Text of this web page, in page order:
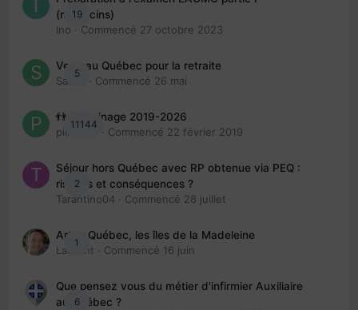
19
(médecins)
Ino · Commencé 27 octobre 2023
5
Venir au Québec pour la retraite
Sab74
· Commencé 26 mai
11144
👬 Parrainage 2019-2026
piinoush · Commencé 22 février 2019
2
Séjour hors Québec avec RP obtenue via PEQ :
risques et conséquences ?
Tarantino04 · Commencé 28 juillet
1
Arte : Québec, les îles de la Madeleine
Laurent · Commencé 16 juin
6
Que pensez vous du métier d'infirmier Auxiliaire
au Québec ?